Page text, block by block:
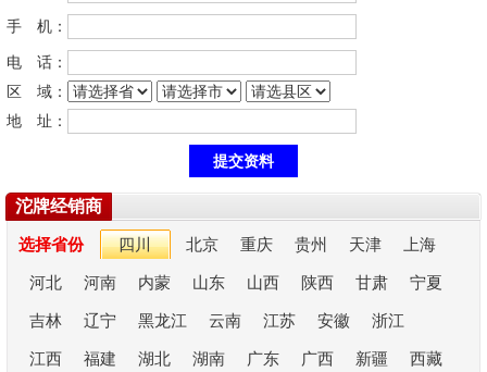
手 机：
电 话：
区 域：
地 址：
沱牌经销商
选择省份 四川 北京 重庆 贵州 天津 上海
河北 河南 内蒙 山东 山西 陕西 甘肃 宁夏
吉林 辽宁 黑龙江 云南 江苏 安徽 浙江
江西 福建 湖北 湖南 广东 广西 新疆 西藏